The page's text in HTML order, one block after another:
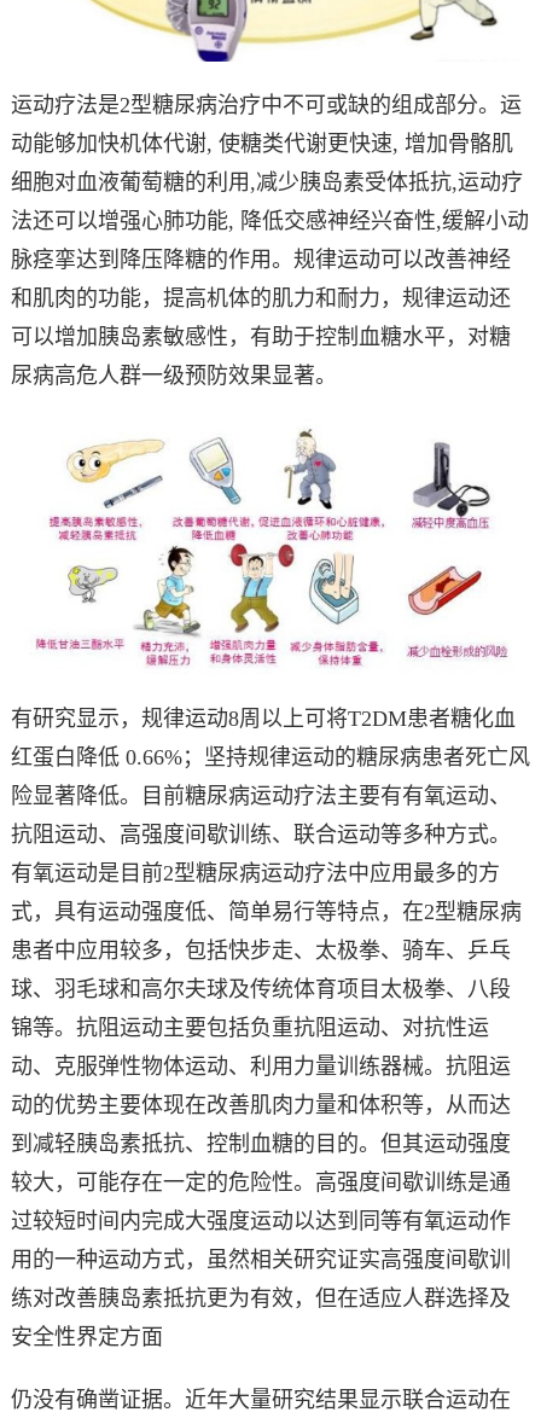
运动疗法是2型糖尿病治疗中不可或缺的组成部分。运
动能够加快机体代谢, 使糖类代谢更快速, 增加骨骼肌
细胞对血液葡萄糖的利用,减少胰岛素受体抵抗,运动疗
法还可以增强心肺功能, 降低交感神经兴奋性,缓解小动
脉痉挛达到降压降糖的作用。规律运动可以改善神经
和肌肉的功能，提高机体的肌力和耐力，规律运动还
可以增加胰岛素敏感性，有助于控制血糖水平，对糖
尿病高危人群一级预防效果显著。
有研究显示，规律运动8周以上可将T2DM患者糖化血
红蛋白降低 0.66%；坚持规律运动的糖尿病患者死亡风
险显著降低。目前糖尿病运动疗法主要有有氧运动、
抗阻运动、高强度间歇训练、联合运动等多种方式。
有氧运动是目前2型糖尿病运动疗法中应用最多的方
式，具有运动强度低、简单易行等特点，在2型糖尿病
患者中应用较多，包括快步走、太极拳、骑车、乒乓
球、羽毛球和高尔夫球及传统体育项目太极拳、八段
锦等。抗阻运动主要包括负重抗阻运动、对抗性运
动、克服弹性物体运动、利用力量训练器械。抗阻运
动的优势主要体现在改善肌肉力量和体积等，从而达
到减轻胰岛素抵抗、控制血糖的目的。但其运动强度
较大，可能存在一定的危险性。高强度间歇训练是通
过较短时间内完成大强度运动以达到同等有氧运动作
用的一种运动方式，虽然相关研究证实高强度间歇训
练对改善胰岛素抵抗更为有效，但在适应人群选择及
安全性界定方面
仍没有确凿证据。近年大量研究结果显示联合运动在